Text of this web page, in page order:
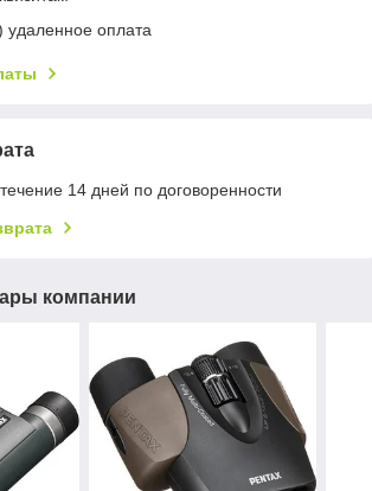
удаленное оплата
14 дней по договоренности
компании